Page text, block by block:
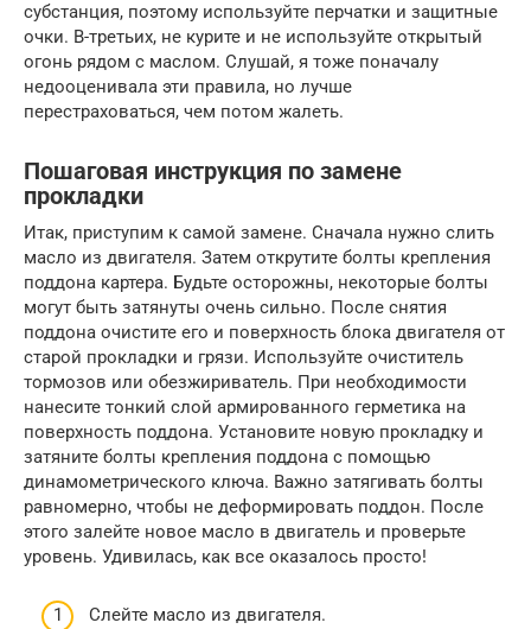
субстанция, поэтому используйте перчатки и защитные
очки. В-третьих, не курите и не используйте открытый
огонь рядом с маслом. Слушай, я тоже поначалу
недооценивала эти правила, но лучше
перестраховаться, чем потом жалеть.
Пошаговая инструкция по замене
прокладки
Итак, приступим к самой замене. Сначала нужно слить
масло из двигателя. Затем открутите болты крепления
поддона картера. Будьте осторожны, некоторые болты
могут быть затянуты очень сильно. После снятия
поддона очистите его и поверхность блока двигателя от
старой прокладки и грязи. Используйте очиститель
тормозов или обезжириватель. При необходимости
нанесите тонкий слой армированного герметика на
поверхность поддона. Установите новую прокладку и
затяните болты крепления поддона с помощью
динамометрического ключа. Важно затягивать болты
равномерно, чтобы не деформировать поддон. После
этого залейте новое масло в двигатель и проверьте
уровень. Удивилась, как все оказалось просто!
Слейте масло из двигателя.